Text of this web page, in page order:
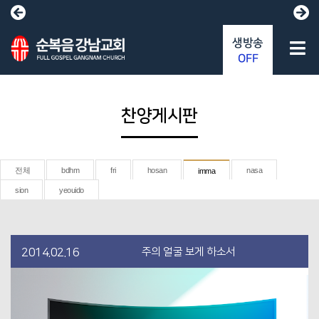
찬양게시판
전체 bdhm fri hosan imma nasa
sion yeouido
2014.02.16 주의 얼굴 보게 하소서
생방송
OFF